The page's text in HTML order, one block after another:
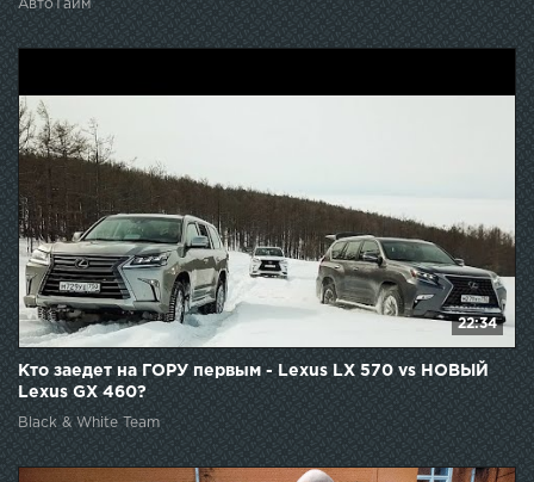
АвтоТайм
22:34
Кто заедет на ГОРУ первым - Lexus LX 570 vs НОВЫЙ
Lexus GX 460?
Black & White Team